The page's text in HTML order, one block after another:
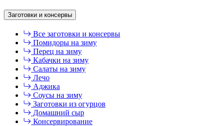
Заготовки и консервы
Все заготовки и консервы
Помидоры на зиму
Перец на зиму
Кабачки на зиму
Салаты на зиму
Лечо
Аджика
Соусы на зиму
Заготовки из огурцов
Домашний сыр
Консервирование